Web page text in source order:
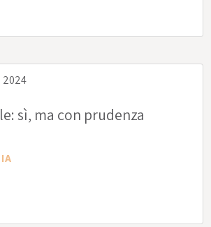
2024
sì, ma con prudenza